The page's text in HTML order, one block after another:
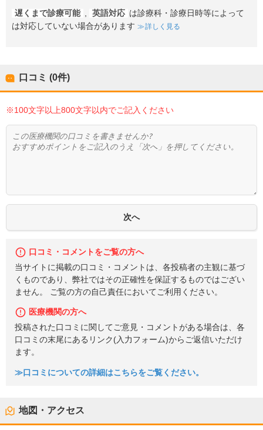
遅くまで診療可能 英語対応 は診療科・診療日時等によって
は対応していない場合があります
詳しく見る
口コミ (0件)
※100文字以上800文字以内でご記入ください
口コミ・コメントをご覧の方へ
当サイトに掲載の口コミ・コメントは、各投稿者の主観に基づ
くものであり、弊社ではその正確性を保証するものではござい
ません。 ご覧の方の自己責任においてご利用ください。
医療機関の方へ
投稿された口コミに関してご意見・コメントがある場合は、各
口コミの末尾にあるリンク(入力フォーム)からご返信いただけ
ます。
≫口コミについての詳細はこちらをご覧ください。
地図・アクセス